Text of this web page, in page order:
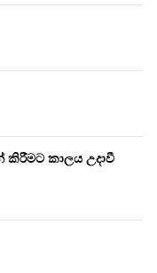
කිරීමට කාලය උදාවී